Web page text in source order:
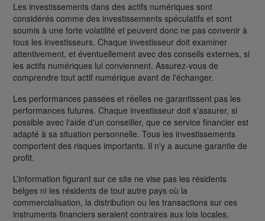
Les investissements dans des actifs numériques sont
considérés comme des investissements spéculatifs et sont
soumis à une forte volatilité et peuvent donc ne pas convenir à
tous les investisseurs. Chaque investisseur doit examiner
attentivement, et éventuellement avec des conseils externes, si
les actifs numériques lui conviennent. Assurez-vous de
comprendre tout actif numérique avant de l'échanger.
Les performances passées et réelles ne garantissent pas les
performances futures. Chaque investisseur doit s'assurer, si
possible avec l'aide d'un conseiller, que ce service financier est
adapté à sa situation personnelle. Tous les investissements
comportent des risques importants. Il n'y a aucune garantie de
profit.
L’information figurant sur ce site ne vise pas les résidents
belges ni les résidents de tout autre pays où la
commercialisation, la distribution ou les transactions sur ces
instruments financiers seraient contraires aux lois locales.